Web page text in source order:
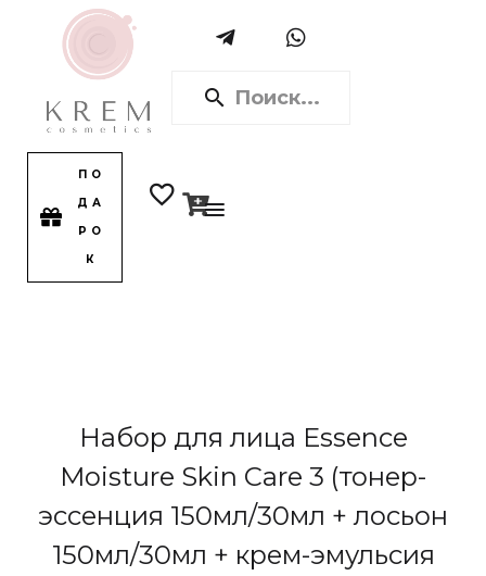
ПО
ДА
РО
К
Набор для лица Essence
Moisture Skin Care 3 (тонер-
эссенция 150мл/30мл + лосьон
150мл/30мл + крем-эмульсия